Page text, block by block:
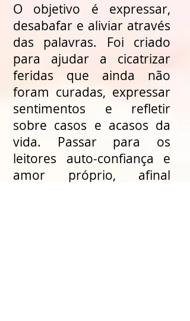
O objetivo é expressar,
desabafar e aliviar através
das palavras. Foi criado
para ajudar a cicatrizar
feridas que ainda não
foram curadas, expressar
sentimentos e refletir
sobre casos e acasos da
vida. Passar para os
leitores auto-confiança e
amor próprio, afinal